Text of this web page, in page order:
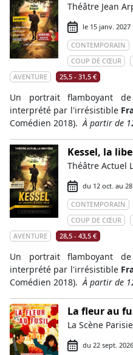
Théâtre Jean
le 15 janv. 2027
CONTEMPORAIN
COUP DE CŒUR
AVENTURE
25,5 - 31,5 €
Un portrait flamboyant de
interprété par l'irrésistible
Comédien 2018).À partir de
Kessel, la
Théâtre Actuel
du 12 oct. au
CONTEMPORAIN
COUP DE CŒUR
AVENTURE
28,5 - 43,5 €
Un portrait flamboyant de
interprété par l'irrésistible
Comédien 2018).À partir de
La fleur au
La Scène
du 22 sept.